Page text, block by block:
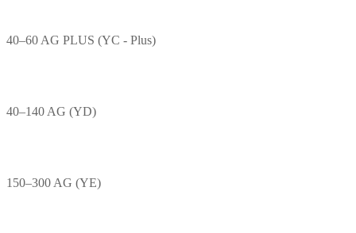
40–60 AG PLUS (YC - Plus)
40–140 AG (YD)
150–300 AG (YE)